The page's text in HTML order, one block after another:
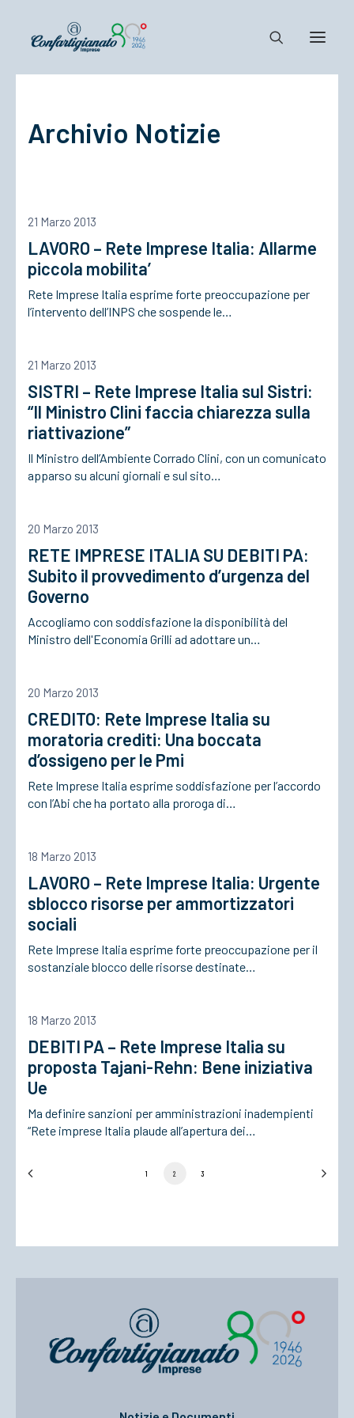
Confartigianato
Cosa Facciamo
Associarsi
ACCEDI
Archivio Notizie
21 Marzo 2013
LAVORO – Rete Imprese Italia: Allarme
piccola mobilita’
Rete Imprese Italia esprime forte preoccupazione per
l’intervento dell’INPS che sospende le…
21 Marzo 2013
SISTRI – Rete Imprese Italia sul Sistri:
“Il Ministro Clini faccia chiarezza sulla
riattivazione”
Il Ministro dell’Ambiente Corrado Clini, con un comunicato
apparso su alcuni giornali e sul sito…
20 Marzo 2013
RETE IMPRESE ITALIA SU DEBITI PA:
Subito il provvedimento d’urgenza del
Governo
Accogliamo con soddisfazione la disponibilità del
Ministro dell'Economia Grilli ad adottare un…
20 Marzo 2013
CREDITO: Rete Imprese Italia su
moratoria crediti: Una boccata
d’ossigeno per le Pmi
Rete Imprese Italia esprime soddisfazione per l’accordo
con l’Abi che ha portato alla proroga di…
18 Marzo 2013
LAVORO – Rete Imprese Italia: Urgente
sblocco risorse per ammortizzatori
sociali
Rete Imprese Italia esprime forte preoccupazione per il
sostanziale blocco delle risorse destinate…
18 Marzo 2013
DEBITI PA – Rete Imprese Italia su
proposta Tajani-Rehn: Bene iniziativa
Ue
Ma definire sanzioni per amministrazioni inadempienti
“Rete imprese Italia plaude all’apertura dei…
1 2 3